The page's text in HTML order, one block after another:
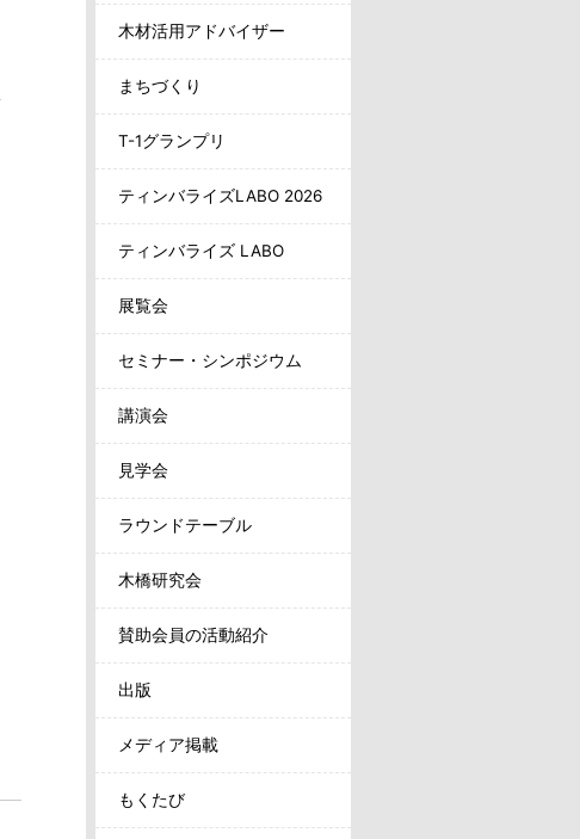
木材活用アドバイザー
まちづくり
T-1グランプリ
ティンバライズLABO 2026
ティンバライズ LABO
展覧会
セミナー・シンポジウム
講演会
見学会
ラウンドテーブル
木橋研究会
賛助会員の活動紹介
出版
メディア掲載
もくたび